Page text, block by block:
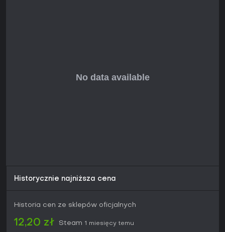
Historycznie najniższa cena
Historia cen ze sklepów oficjalnych
12,20 zł Steam 1 miesięcy temu